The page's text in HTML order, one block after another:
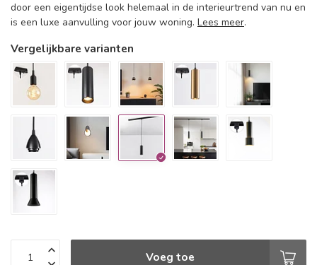
door een eigentijdse look helemaal in de interieurtrend van nu en
is een luxe aanvulling voor jouw woning. Lees meer.
Vergelijkbare varianten
Voeg toe